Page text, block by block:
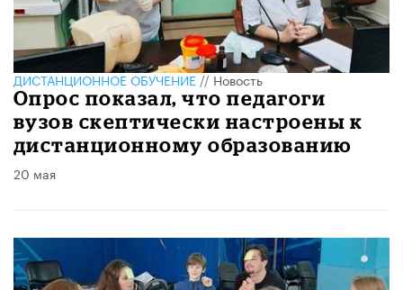
ДИСТАНЦИОННОЕ ОБУЧЕНИЕ//Новость
Опрос показал, что педагоги
вузов скептически настроены к
дистанционному образованию
20 мая